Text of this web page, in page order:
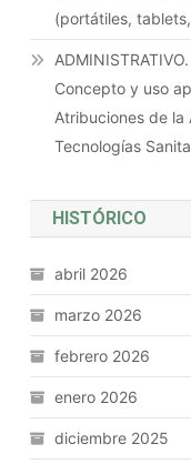
(portátiles,
Concepto y uso
Atribuciones de la
Tecnologías
HISTÓRICO
abril 2026
marzo 2026
febrero 2026
enero 2026
diciembre 2025